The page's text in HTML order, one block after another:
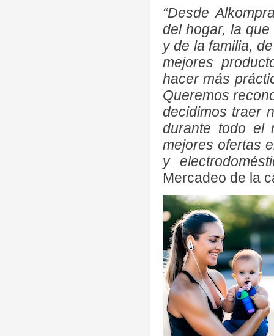
“Desde
del hogar, la
y de la familia,
mejores
hacer más
Queremos
decidimos traer
durante todo el
mejores ofertas
y
Mercadeo de la